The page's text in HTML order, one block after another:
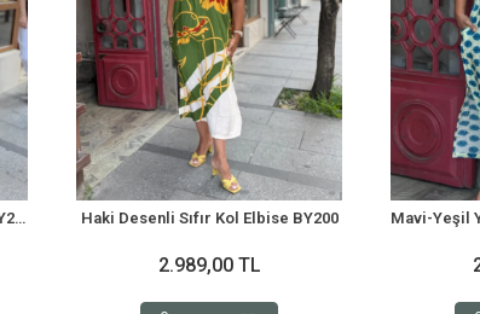
Renkli Desenli Sıfır Kol Elbise BY200 Haki Desenli Sıfır Kol Elbise BY200
2.989,00 TL